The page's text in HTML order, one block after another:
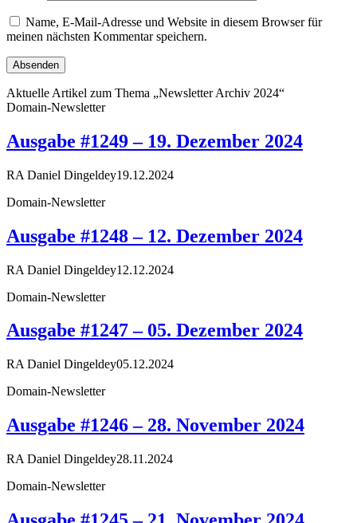
Name, E-Mail-Adresse und Website in diesem Browser für
meinen nächsten Kommentar speichern.
Aktuelle Artikel zum Thema „Newsletter Archiv 2024“
Domain-Newsletter
Ausgabe #1249 – 19. Dezember 2024
RA Daniel Dingeldey19.12.2024
Domain-Newsletter
Ausgabe #1248 – 12. Dezember 2024
RA Daniel Dingeldey12.12.2024
Domain-Newsletter
Ausgabe #1247 – 05. Dezember 2024
RA Daniel Dingeldey05.12.2024
Domain-Newsletter
Ausgabe #1246 – 28. November 2024
RA Daniel Dingeldey28.11.2024
Domain-Newsletter